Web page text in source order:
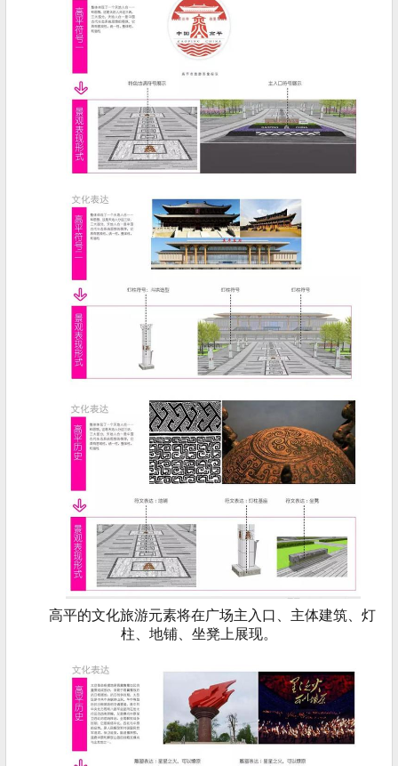
高平的文化旅游元素将在广场主入口、主体建筑、灯
柱、地铺、坐凳上展现。